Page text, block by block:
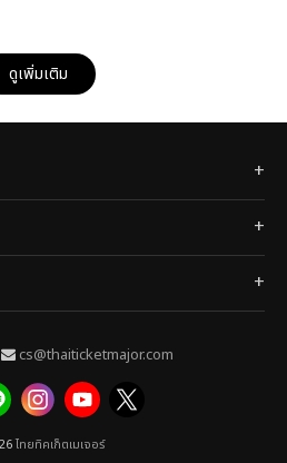
ดูเพิ่มเติม
cs@thaiticketmajor.com
ไทยทิคเก็ตเมเจอร์